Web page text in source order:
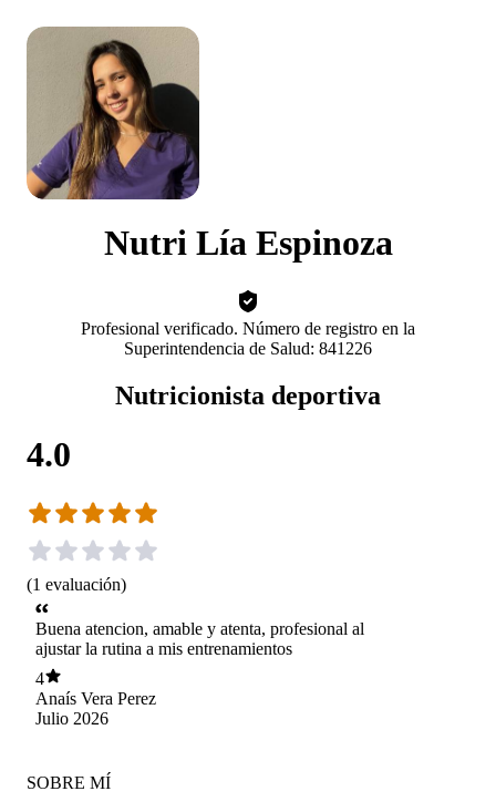
Nutri Lía Espinoza
Profesional verificado. Número de registro en la
Superintendencia de Salud: 841226
Nutricionista deportiva
4.0
(1 evaluación)
Buena atencion, amable y atenta, profesional al
ajustar la rutina a mis entrenamientos
4
Anaís Vera Perez
Julio 2026
SOBRE MÍ